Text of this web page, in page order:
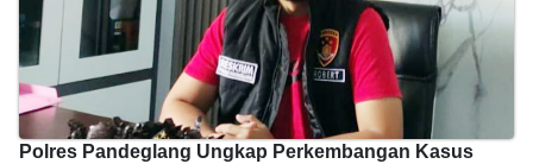
Polres Pandeglang Ungkap Perkembangan Kasus